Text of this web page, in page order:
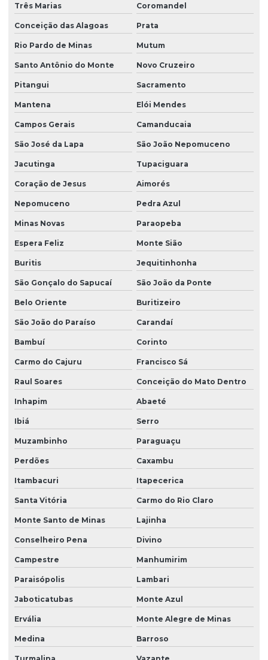
Fornecedor de grama santo agostinho
Fornecedor de grama são carlos
Fornecedor de grama são carlos em paraná
Fornecedor de grama são carlos em são paulo
Fornecedor de plantio de grama
Fornecedor de plantio de grama em paraná
Fornecedor de plantio de grama em são paulo
Grama bermuda para campo de futebol
Grama bermuda para comprar
Grama bermuda em são paulo
Grama para campo de futebol profissional
Grama para campo de futebol society
Grama para campo de golfe
Grama da esmeralda
Grama esmeralda na bahia
Grama esmeralda para campo de futebol
Grama esmeralda para comprar
Grama esmeralda para jardim
Grama esmeralda para jardim para comprar
Grama esmeralda para jardim preço
Grama esmeralda em paraná
Grama esmeralda em são paulo
Grama esmeralda para sombra
Grama esmeralda em sp
Grama esmeralda para talude
Grama esmeralda a venda
Grama santo agostinho
Grama santo agostinho em são paulo
Três Marias Coromandel
Conceição das Alagoas Prata
Rio Pardo de Minas Mutum
Santo Antônio do Monte Novo Cruzeiro
Pitangui Sacramento
Mantena Elói Mendes
Campos Gerais Camanducaia
São José da Lapa São João Nepomuceno
Jacutinga Tupaciguara
Coração de Jesus Aimorés
Nepomuceno Pedra Azul
Minas Novas Paraopeba
Espera Feliz Monte Sião
Buritis Jequitinhonha
São Gonçalo do Sapucaí São João da Ponte
Belo Oriente Buritizeiro
São João do Paraíso Carandaí
Bambuí Corinto
Carmo do Cajuru Francisco Sá
Raul Soares Conceição do Mato Dentro
Inhapim Abaeté
Ibiá Serro
Muzambinho Paraguaçu
Perdões Caxambu
Itambacuri Itapecerica
Santa Vitória Carmo do Rio Claro
Monte Santo de Minas Lajinha
Conselheiro Pena Divino
Campestre Manhumirim
Paraisópolis Lambari
Jaboticatubas Monte Azul
Ervália Monte Alegre de Minas
Medina Barroso